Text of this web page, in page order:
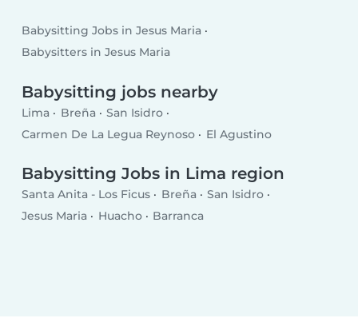
Babysitting Jobs in Jesus Maria
Babysitters in Jesus Maria
Babysitting jobs nearby
Lima Breña
San Isidro
Carmen De La Legua Reynoso
El Agustino
Babysitting Jobs in Lima region
Santa Anita - Los Ficus Breña
San Isidro
Jesus Maria
Huacho Barranca